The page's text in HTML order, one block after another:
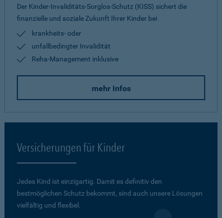
Der Kinder-Invaliditäts-Sorglos-Schutz (KISS) sichert die
finanzielle und soziale Zukunft Ihrer Kinder bei
krankheits- oder
unfallbedingter Invalidität
Reha-Management inklusive
mehr Infos
Versicherungen für Kinder
Jedes Kind ist einzigartig. Damit es definitiv den
bestmöglichen Schutz bekommt, sind auch unsere Lösungen
vielfältig und flexibel.